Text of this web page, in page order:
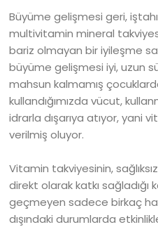
Büyüme gelişmesi geri,
multivitamin mineral
bariz olmayan bir iyileşme
büyüme gelişmesi iyi, uzun
mahsun kalmamış
kullandığımızda vücut,
idrarla dışarıya atıyor, yani
verilmiş oluyor.
Vitamin takviyesinin,
direkt olarak katkı sağladığı
geçmeyen sadece birkaç
dışındaki durumlarda